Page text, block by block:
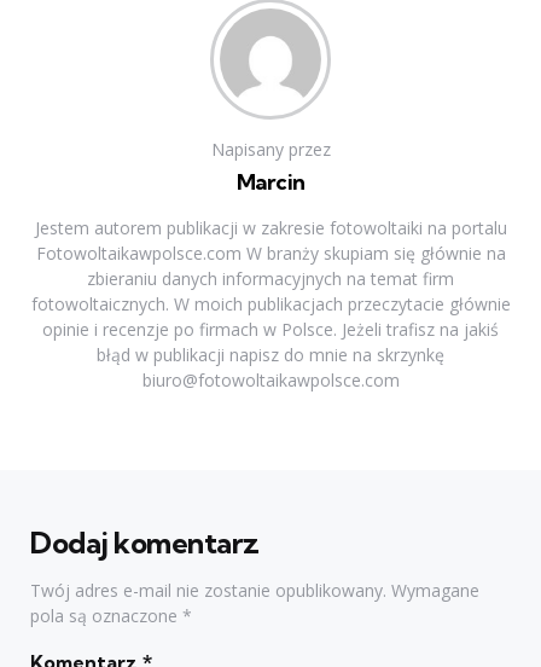
Napisany przez
Marcin
Jestem autorem publikacji w zakresie fotowoltaiki na portalu
Fotowoltaikawpolsce.com W branży skupiam się głównie na
zbieraniu danych informacyjnych na temat firm
fotowoltaicznych. W moich publikacjach przeczytacie głównie
opinie i recenzje po firmach w Polsce. Jeżeli trafisz na jakiś
błąd w publikacji napisz do mnie na skrzynkę
biuro@fotowoltaikawpolsce.com
Dodaj komentarz
Twój adres e-mail nie zostanie opublikowany. Wymagane
pola są oznaczone *
Komentarz *